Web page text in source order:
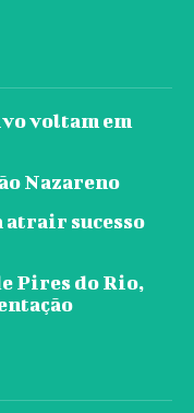
voltam em
Nazareno
atrair sucesso
Pires do Rio,